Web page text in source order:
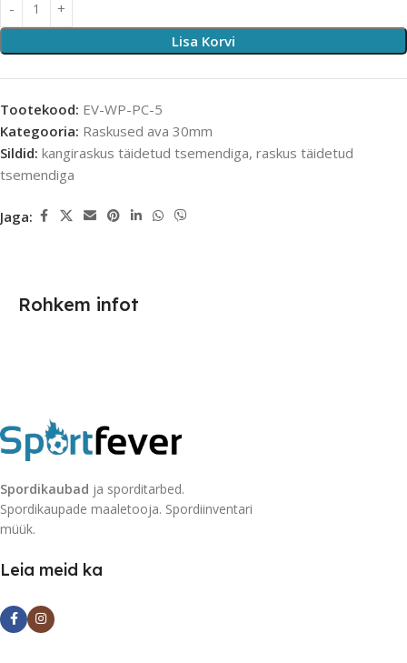
Lisa Korvi
Tootekood: EV-WP-PC-5
Kategooria: Raskused ava 30mm
Sildid: kangiraskus täidetud tsemendiga, raskus täidetud
tsemendiga
Jaga:
Rohkem infot
Spordikaubad ja sporditarbed.
Spordikaupade maaletooja. Spordiinventari
müük.
Leia meid ka